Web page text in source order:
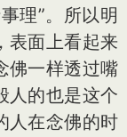
理”。所以明
表面上看起来
佛一样透过嘴
人的也是这个
人在念佛的时